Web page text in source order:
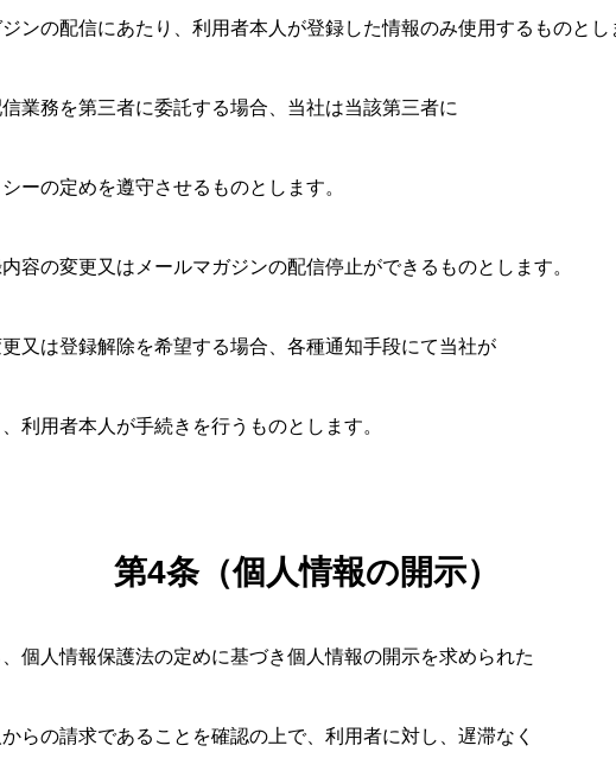
ンの配信にあたり、利用者本人が登録した情報のみ使用するものとし
業務を第三者に委託する場合、当社は当該第三者に
ーの定めを遵守させるものとします。
容の変更又はメールマガジンの配信停止ができるものとします。
又は登録解除を希望する場合、各種通知手段にて当社が
利用者本人が手続きを行うものとします。
第4条（個人情報の開示）
個人情報保護法の定めに基づき個人情報の開示を求められた
らの請求であることを確認の上で、利用者に対し、遅滞なく